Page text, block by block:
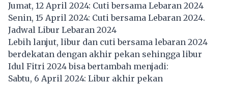
Jumat, 12 April 2024: Cuti bersama Lebaran 2024
Senin, 15 April 2024: Cuti bersama Lebaran 2024.
Jadwal Libur Lebaran 2024
Lebih lanjut, libur dan cuti bersama lebaran 2024
berdekatan dengan akhir pekan sehingga libur
Idul Fitri 2024 bisa bertambah menjadi:
Sabtu, 6 April 2024: Libur akhir pekan